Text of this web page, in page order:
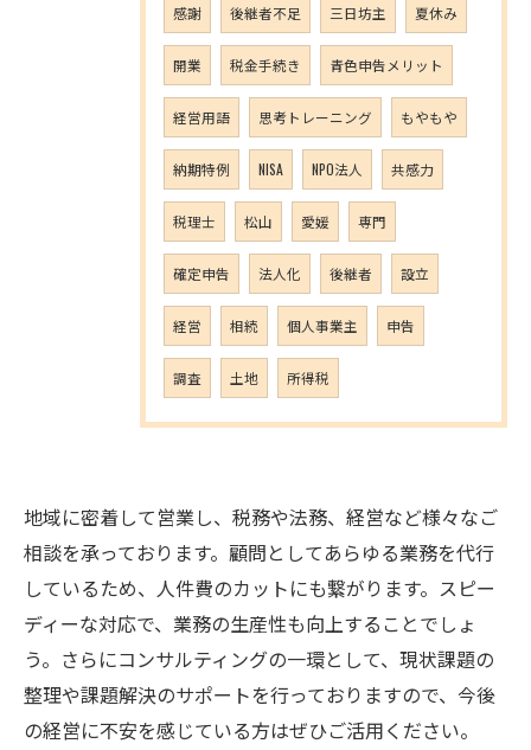
感謝 後継者不足 三日坊主 夏休み
開業 税金手続き 青色申告メリット
経営用語 思考トレーニング もやもや
納期特例 NISA NPO法人 共感力
税理士 松山 愛媛 専門
確定申告 法人化 後継者 設立
経営 相続 個人事業主 申告
調査 土地 所得税
地域に密着して営業し、税務や法務、経営など様々なご
相談を承っております。顧問としてあらゆる業務を代行
しているため、人件費のカットにも繋がります。スピー
ディーな対応で、業務の生産性も向上することでしょ
う。さらにコンサルティングの一環として、現状課題の
整理や課題解決のサポートを行っておりますので、今後
の経営に不安を感じている方はぜひご活用ください。